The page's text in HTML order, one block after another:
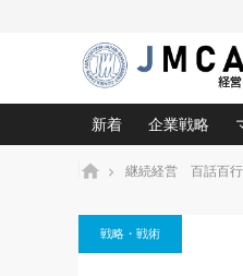
新着 企業戦略
中小企業の
利益を最大
ホーム 継続経営 百話百行
戦略・戦術